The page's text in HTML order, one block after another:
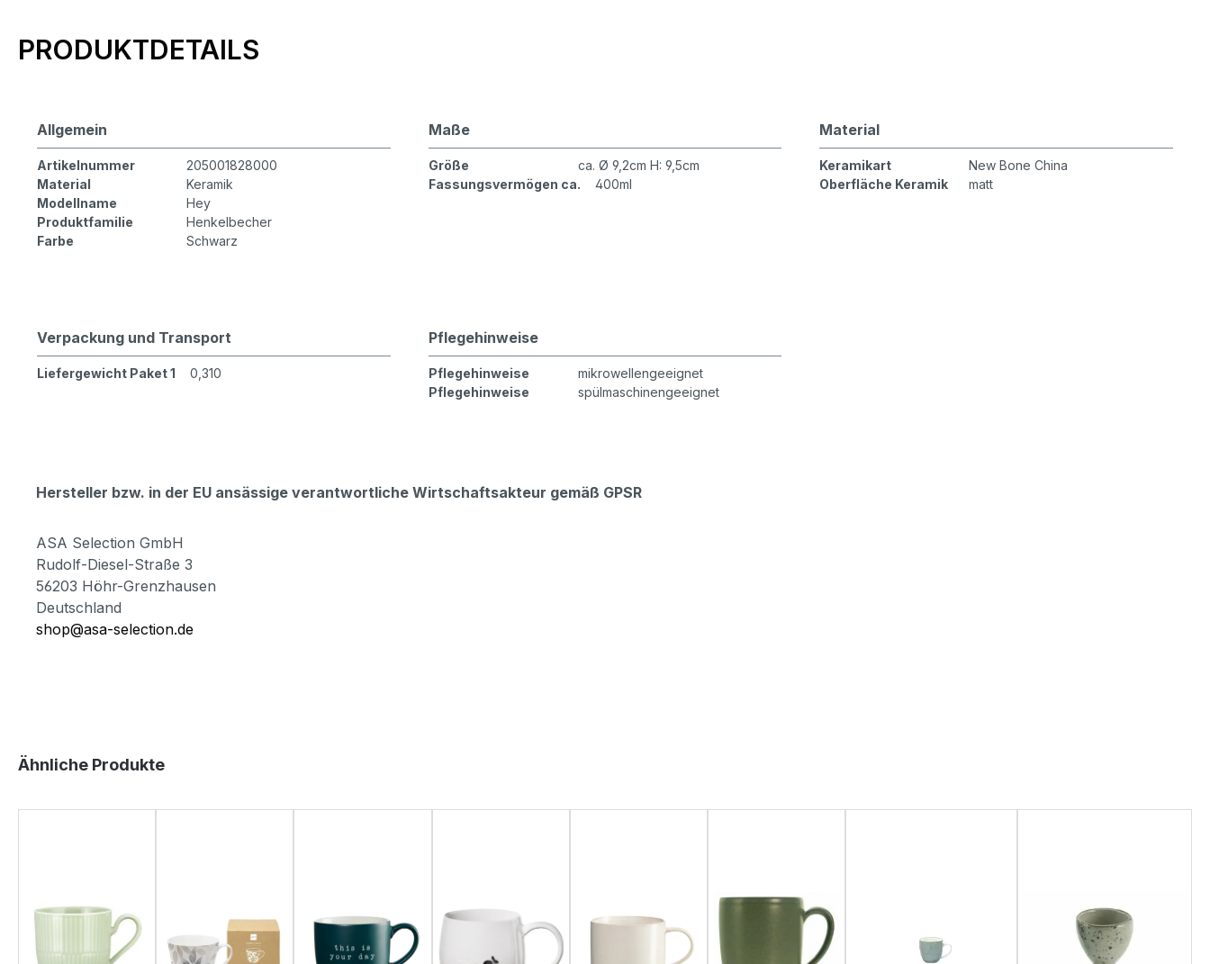
Produktinformationen
PRODUKTDETAILS
Allgemein
Artikelnummer
205001828000
Material
Keramik
Modellname
Hey
Produktfamilie
Henkelbecher
Farbe
Schwarz
Maße
Größe
ca. Ø 9,2cm H: 9,5cm
Fassungsvermögen ca.
400ml
Material
Keramikart
New Bone China
Oberfläche Keramik
matt
Verpackung und Transport
Liefergewicht Paket 1 0,310
Pflegehinweise
Pflegehinweise
mikrowellengeeignet
Pflegehinweise
spülmaschinengeeignet
Hersteller bzw. in der EU ansässige verantwortliche Wirtschaftsakteur gemäß GPSR
ASA Selection GmbH
Rudolf-Diesel-Straße 3
56203 Höhr-Grenzhausen
Deutschland
shop@asa-selection.de
Produktgalerie überspringen
Ähnliche Produkte